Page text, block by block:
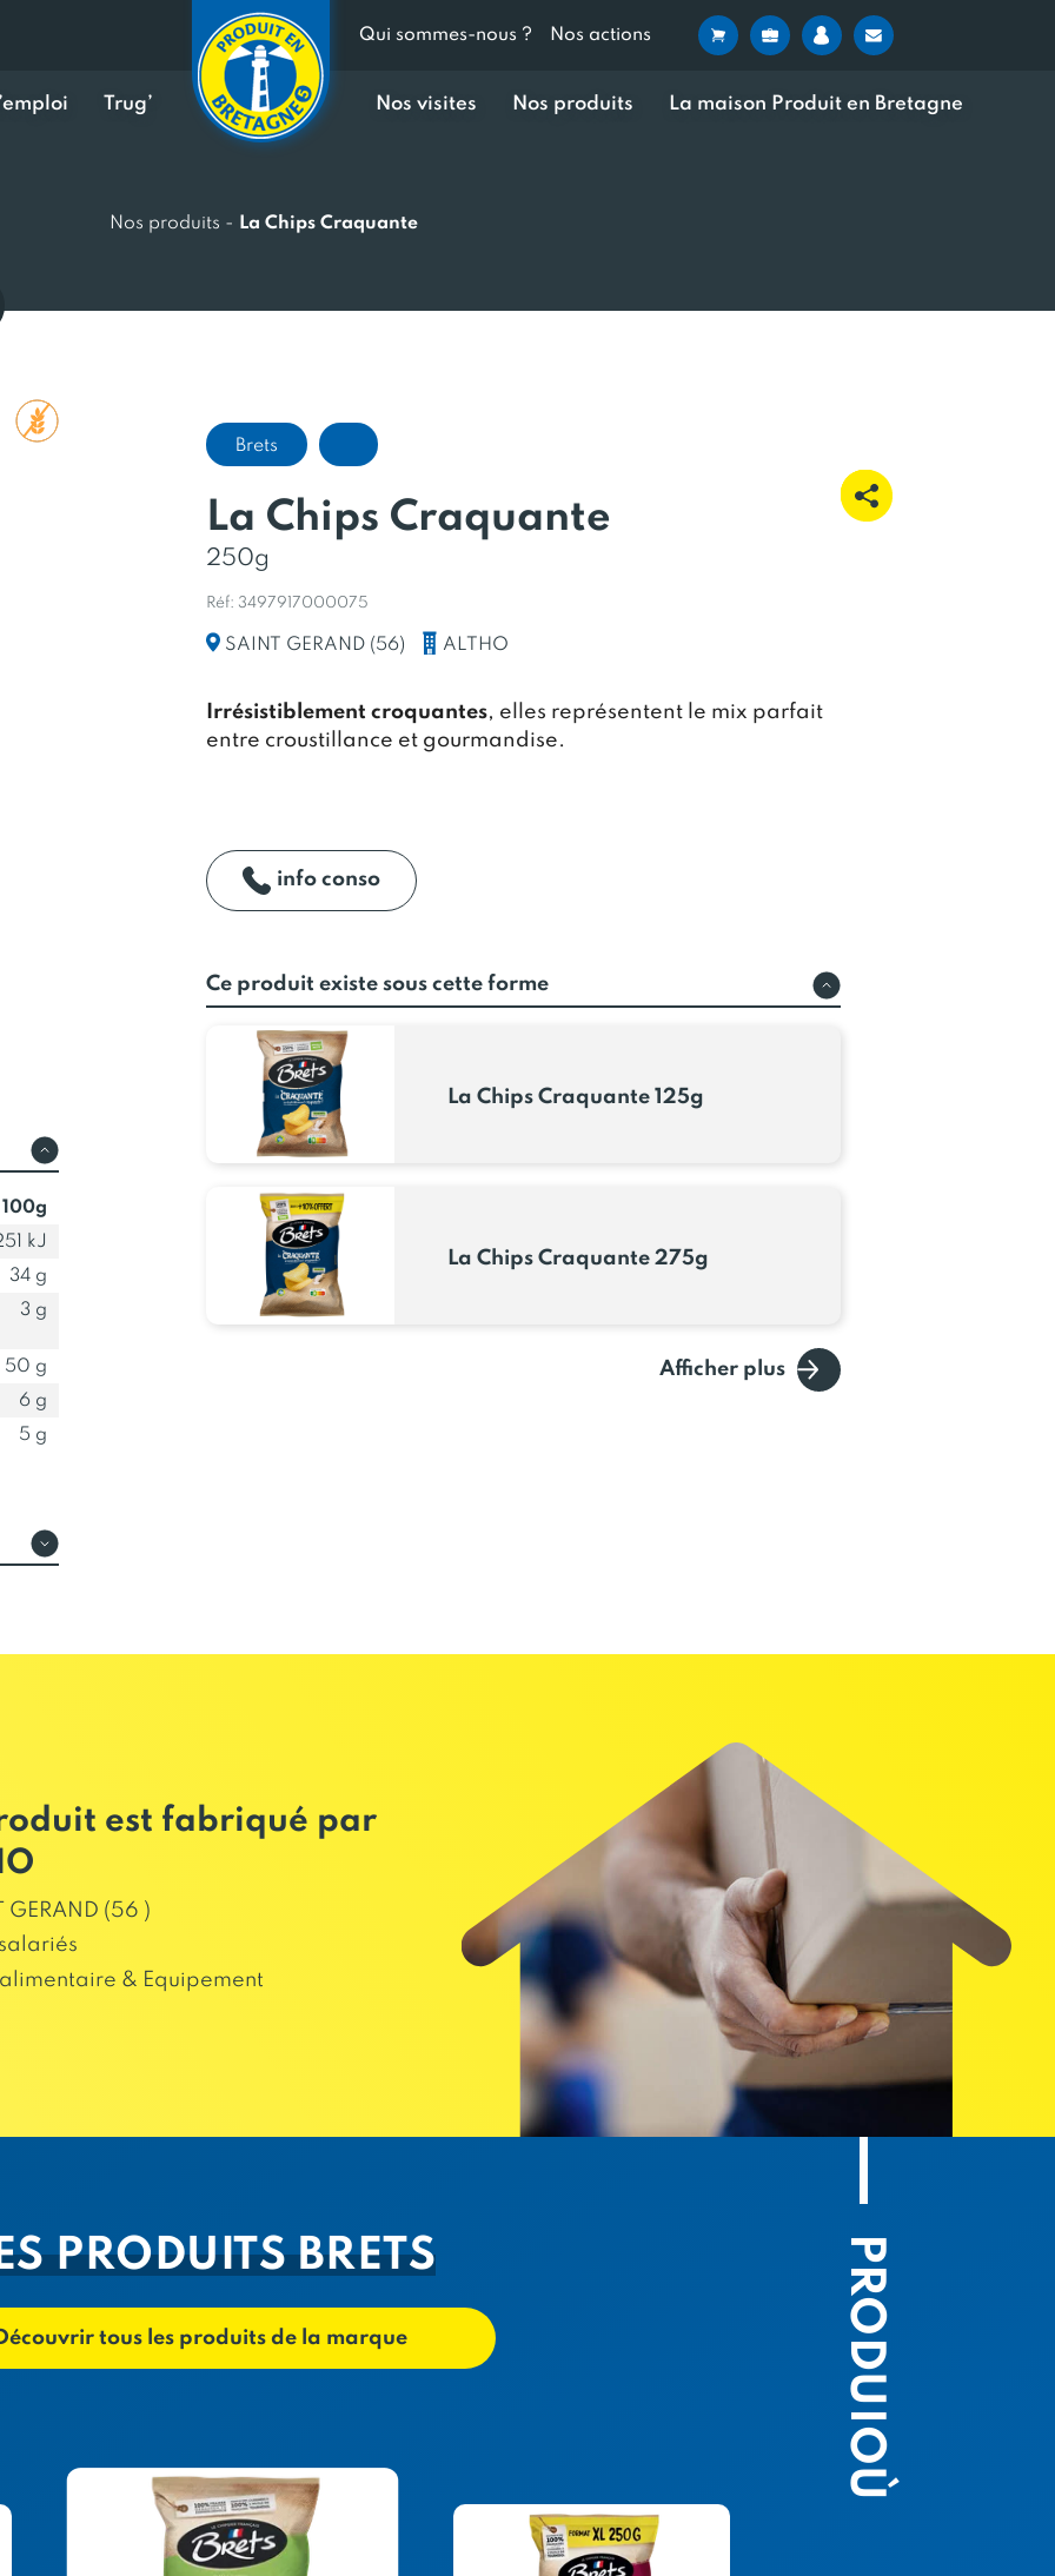
Qui sommes-nous ? Nos actions
Trug’ Nos visites Nos produits La maison Produit en Bretagne
Nos produits - La Chips Craquante
kJ
34 g
3 g
50 g
6 g
5 g
Brets
La Chips Craquante
250g
Réf: 3497917000075
SAINT GERAND (56) ALTHO
Irrésistiblement croquantes, elles représentent le mix parfait
entre croustillance et gourmandise.
info conso
Ce produit existe sous cette forme
La Chips Craquante 125g
La Chips Craquante 275g
Afficher plus
est fabriqué par
GERAND (56 )
& Equipement
PRODUIOÙ
PRODUITS BRETS
tous les produits de la marque